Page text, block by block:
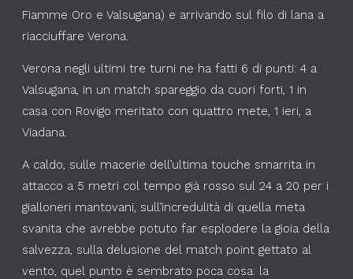
Fiamme Oro e Valsugana) e arrivando sul filo di lana a
riacciuffare Verona.
Verona negli ultimi tre turni ne ha fatti 6 di punti: 4 a
Valsugana, in un match spareggio da cuori forti, 1 in
casa con Rovigo meritato con quattro mete, 1 ieri, a
Viadana.
A caldo, sulle macerie dell’ultima touche smarrita in
attacco a 5 metri col tempo già rosso sul 24 a 20 per i
gialloneri mantovani, sull’incredulità di quella meta
svanita che avrebbe potuto far esplodere la gioia della
salvezza, sulla delusione del match point gettato al
vento, quel punto è sembrato poca cosa: la